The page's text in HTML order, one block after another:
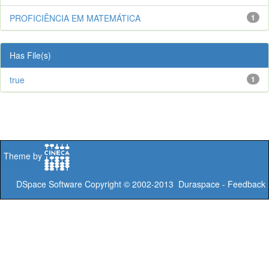
1
PROFICIÊNCIA EM MATEMÁTICA
Has File(s)
1
true
Theme by
DSpace Software Copyright © 2002-2013 Duraspace - Feedback